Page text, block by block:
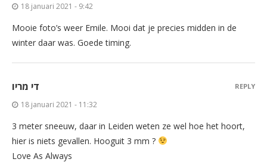
18 januari 2021 - 9:42
Mooie foto’s weer Emile. Mooi dat je precies midden in de
winter daar was. Goede timing.
די מריו
18 januari 2021 - 11:32
3 meter sneeuw, daar in Leiden weten ze wel hoe het hoort,
hier is niets gevallen. Hooguit 3 mm ?
Love As Always
REPLY